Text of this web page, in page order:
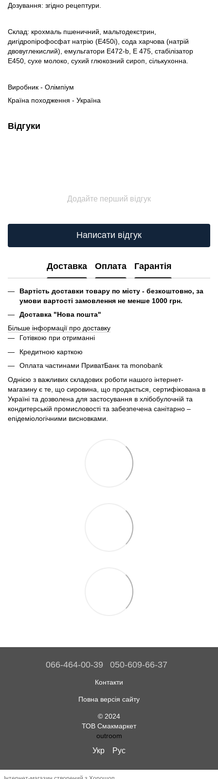
Дозування: згідно рецептури.
Склад: крохмаль пшеничний, мальтодекстрин,
дигідропірофосфат натрію (Е450і), сода харчова (натрій
двовуглекислий), емульгатори Е472-b, Е 475, стабілізатор
Е450, сухе молоко, сухий глюкозний сироп, сількухонна.
Виробник - Олімпіум
Країна походження - Україна
Відгуки
Додайте перший відгук
Написати відгук
Доставка Оплата Гарантія
Вартість доставки товару по місту - безкоштовно, за
умови вартості замовлення не менше 1000 грн.
Доставка "Нова пошта"
Більше інформації про доставку
Готівкою при отриманні
Кредитною карткою
Оплата частинами ПриватБанк та monobank
Однією з важливих складових роботи нашого інтернет-
магазину є те, що сировина, що продається, сертифікована в
Україні та дозволена для застосування в хлібобулочній та
кондитерській промисловості та забезпечена санітарно –
епідеміологічними висновками.
066-464-00-39 050-609-66-37
Контакти
Повна версія сайту
© 2024
ТОВ Смакмаркет
outroom
Укр Рус